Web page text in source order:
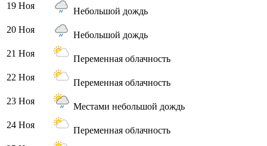
19 Ноя
Небольшой дождь
20 Ноя
Небольшой дождь
21 Ноя
Переменная облачность
22 Ноя
Переменная облачность
23 Ноя
Местами небольшой дождь
24 Ноя
Переменная облачность